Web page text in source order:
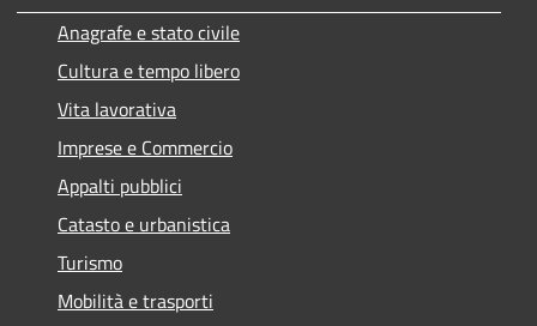
Anagrafe e stato civile
Cultura e tempo libero
Vita lavorativa
Imprese e Commercio
Appalti pubblici
Catasto e urbanistica
Turismo
Mobilità e trasporti